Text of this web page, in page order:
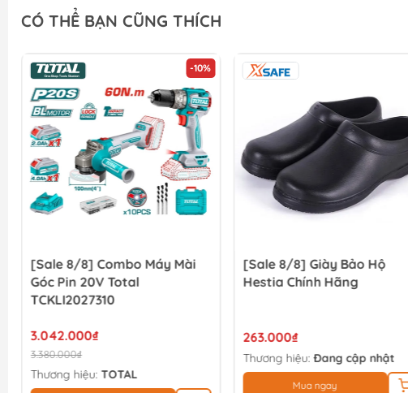
CÓ THỂ BẠN CŨNG THÍCH
-10%
[Sale 8/8] Combo Máy Mài
Góc Pin 20V Total
TCKLI2027310
3.042.000₫
3.380.000₫
Thương hiệu: TOTAL
[Sale 8/8] Giày Bảo Hộ
Hestia Chính Hãng
263.000₫
Thương hiệu:Đang cập nhật
Mua ngay